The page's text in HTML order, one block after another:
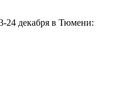
24 декабря в Тюмени: